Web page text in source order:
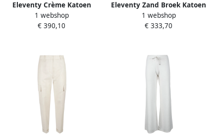
Eleventy Crème Katoen
Elastaan Broek Made in
Italy Beige Dames
1 webshop
€ 390,10
Eleventy Zand Broek Katoen
Lyocell Elastaan
Samenstelling Beige Dames
1 webshop
€ 333,70